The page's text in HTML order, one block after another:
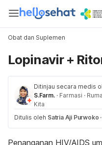
Obat dan Suplemen
Lopinavir +
Ditinjau secara medis
S.Farm. · Farmasi ·
Kita
Ditulis oleh Satria Aji Purwoko ·
Penanganan HIV/AIDS